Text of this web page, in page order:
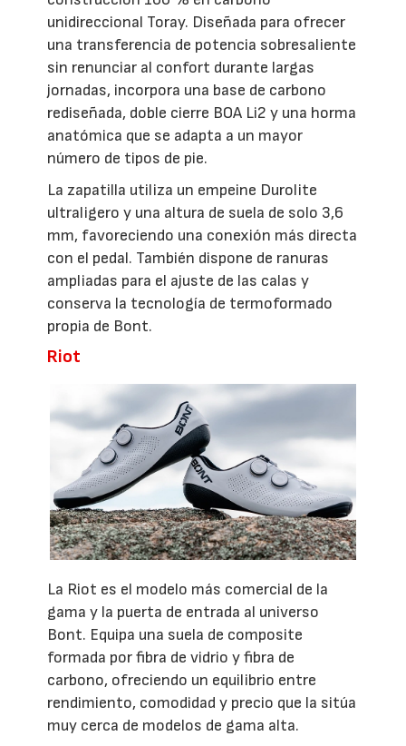
unidireccional Toray. Diseñada para ofrecer
una transferencia de potencia sobresaliente
sin renunciar al confort durante largas
jornadas, incorpora una base de carbono
rediseñada, doble cierre BOA Li2 y una horma
anatómica que se adapta a un mayor
número de tipos de pie.
La zapatilla utiliza un empeine Durolite
ultraligero y una altura de suela de solo 3,6
mm, favoreciendo una conexión más directa
con el pedal. También dispone de ranuras
ampliadas para el ajuste de las calas y
conserva la tecnología de termoformado
propia de Bont.
Riot
La Riot es el modelo más comercial de la
gama y la puerta de entrada al universo
Bont. Equipa una suela de composite
formada por fibra de vidrio y fibra de
carbono, ofreciendo un equilibrio entre
rendimiento, comodidad y precio que la sitúa
muy cerca de modelos de gama alta.